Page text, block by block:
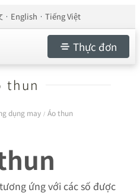
English Tiếng Việt
Thực đơn
thun
dụng may / Áo thun
ứng với các số được